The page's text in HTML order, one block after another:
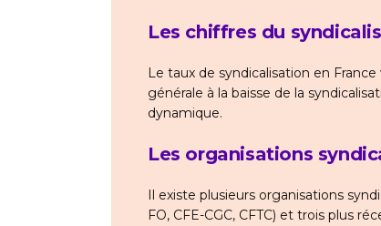
Les chiffres du
Le taux de syndicalisation en
générale à la baisse de la
dynamique.
Les organisations
Il existe plusieurs organisations
FO, CFE-CGC, CFTC) et trois plus